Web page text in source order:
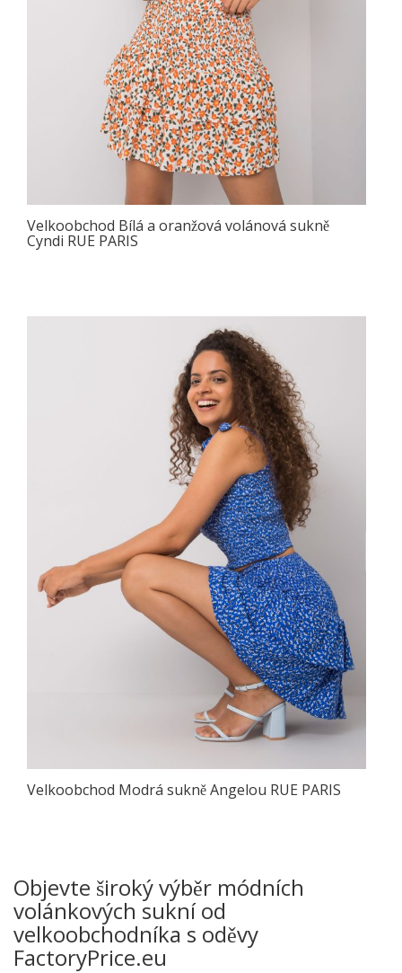
Velkoobchod Bílá a oranžová volánová sukně
Cyndi RUE PARIS
Velkoobchod Modrá sukně Angelou RUE PARIS
Objevte široký výběr módních
volánkových sukní od
velkoobchodníka s oděvy
FactoryPrice.eu